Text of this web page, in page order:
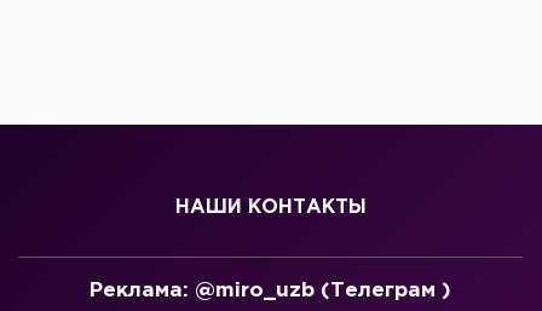
НАШИ КОНТАКТЫ
Реклама: @miro_uzb (Телеграм )